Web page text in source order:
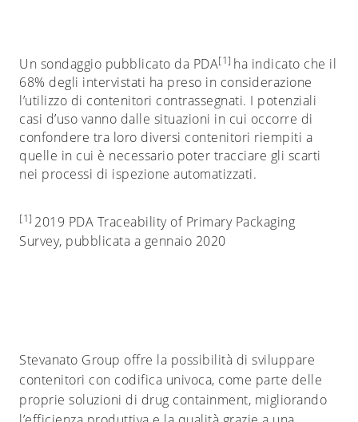
Un sondaggio pubblicato da PDA[1] ha indicato che il
68% degli intervistati ha preso in considerazione
l’utilizzo di contenitori contrassegnati. I potenziali
casi d’uso vanno dalle situazioni in cui occorre di
confondere tra loro diversi contenitori riempiti a
quelle in cui è necessario poter tracciare gli scarti
nei processi di ispezione automatizzati.
[1] 2019 PDA Traceability of Primary Packaging
Survey, pubblicata a gennaio 2020
Stevanato Group offre la possibilità di sviluppare
contenitori con codifica univoca, come parte delle
proprie soluzioni di drug containment, migliorando